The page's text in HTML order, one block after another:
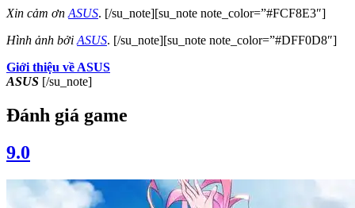
Xin cảm ơn ASUS. [/su_note][su_note note_color=”#FCF8E3″]
Hình ảnh bởi ASUS. [/su_note][su_note note_color=”#DFF0D8″]
Giới thiệu về ASUS
ASUS [/su_note]
Đánh giá game
9.0